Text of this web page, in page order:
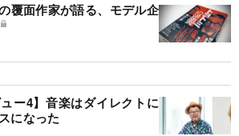
覆面作家が語る、モデル企
ー4】音楽はダイレクトに
になった